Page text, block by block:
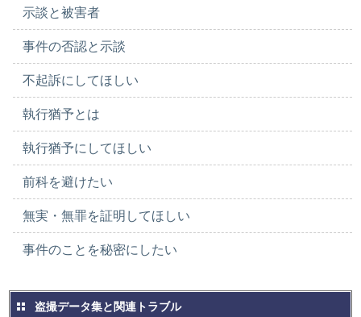
示談と被害者
事件の否認と示談
不起訴にしてほしい
執行猶予とは
執行猶予にしてほしい
前科を避けたい
無実・無罪を証明してほしい
事件のことを秘密にしたい
盗撮データ集と関連トラブル